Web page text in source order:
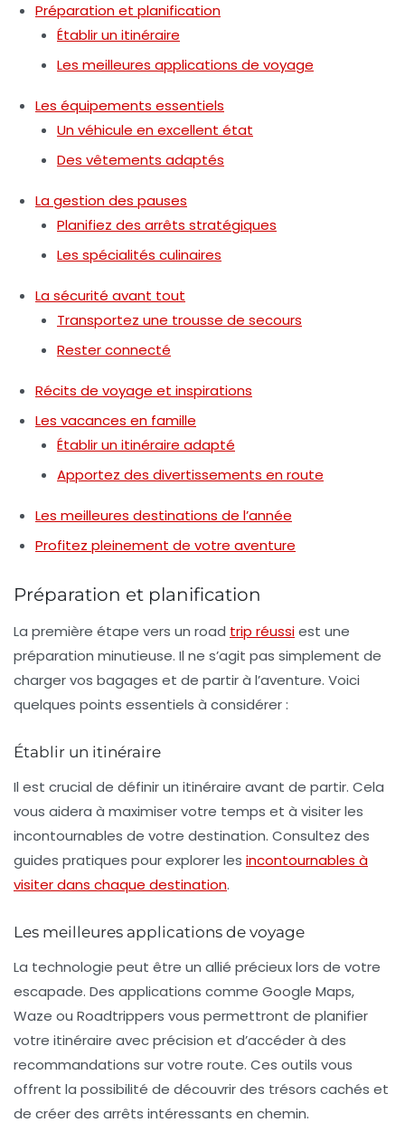
Préparation et planification
Établir un itinéraire
Les meilleures applications de voyage
Les équipements essentiels
Un véhicule en excellent état
Des vêtements adaptés
La gestion des pauses
Planifiez des arrêts stratégiques
Les spécialités culinaires
La sécurité avant tout
Transportez une trousse de secours
Rester connecté
Récits de voyage et inspirations
Les vacances en famille
Établir un itinéraire adapté
Apportez des divertissements en route
Les meilleures destinations de l’année
Profitez pleinement de votre aventure
Préparation et planification
La première étape vers un road trip réussiest une
préparation minutieuse. Il ne s’agit pas simplement de
charger vos bagages et de partir à l’aventure. Voici
quelques points essentiels à considérer :
Établir un itinéraire
Il est crucial de définir un itinéraire avant de partir. Cela
vous aidera à maximiser votre temps et à visiter les
incontournables de votre destination. Consultez des
guides pratiques pour explorer les incontournables à
visiter dans chaque destination.
Les meilleures applications de voyage
La technologie peut être un allié précieux lors de votre
escapade. Des applications comme Google Maps,
Waze ou Roadtrippers vous permettront de planifier
votre itinéraire avec précision et d’accéder à des
recommandations sur votre route. Ces outils vous
offrent la possibilité de découvrir des trésors cachés et
de créer des arrêts intéressants en chemin.